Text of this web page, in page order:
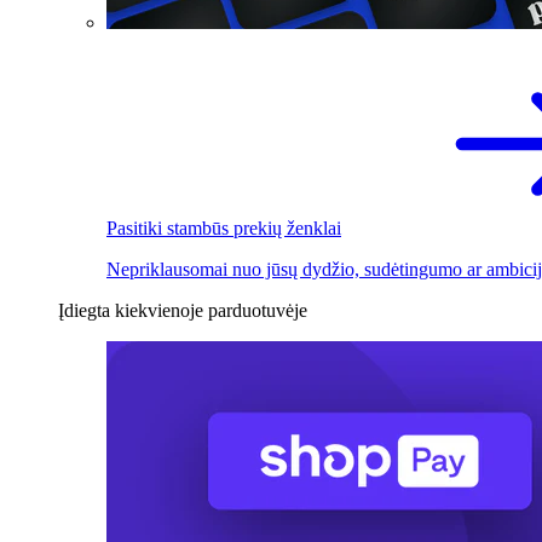
Pasitiki stambūs prekių ženklai
Nepriklausomai nuo jūsų dydžio, sudėtingumo ar
Įdiegta kiekvienoje parduotuvėje